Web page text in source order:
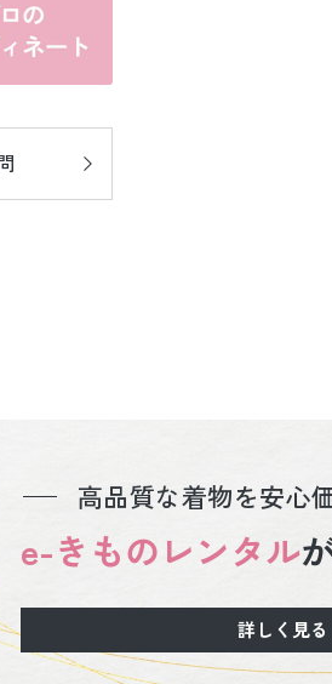
高品質な着物を安心
e-きものレンタル
詳しく見る